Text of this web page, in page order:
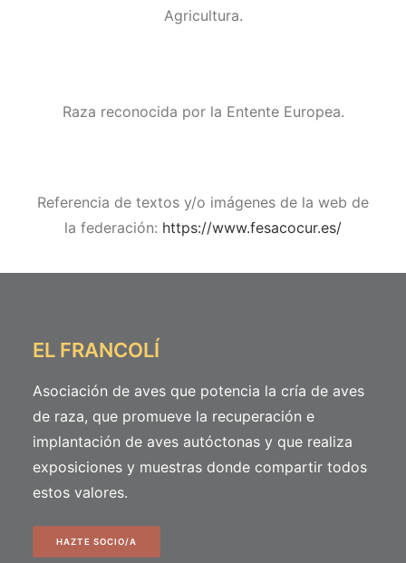
Agricultura.
Raza reconocida por la Entente Europea.
Referencia de textos y/o imágenes de la web de
la federación: https://www.fesacocur.es/
EL FRANCOLÍ
Asociación de aves que potencia la cría de aves
de raza, que promueve la recuperación e
implantación de aves autóctonas y que realiza
exposiciones y muestras donde compartir todos
estos valores.
HAZTE SOCIO/A